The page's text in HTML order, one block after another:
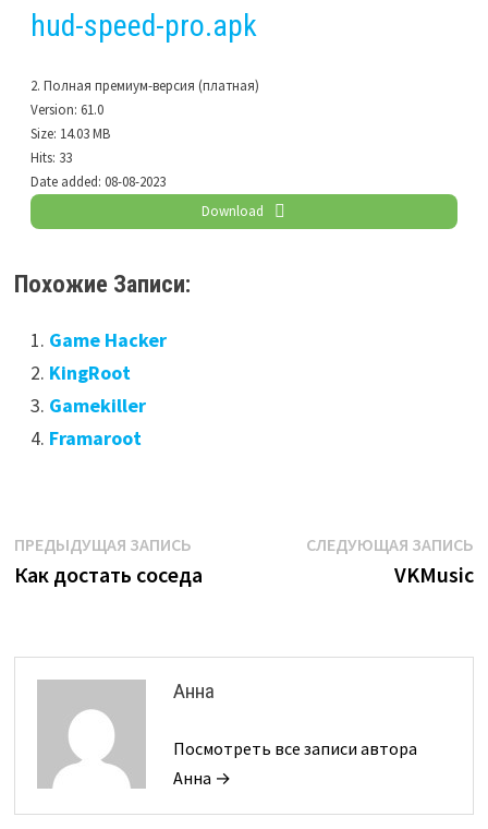
hud-speed-pro.apk
2. Полная премиум-версия (платная)
Version: 61.0
Size: 14.03 MB
Hits: 33
Date added: 08-08-2023
Download
Похожие Записи:
Game Hacker
KingRoot
Gamekiller
Framaroot
Навигация
по
ПРЕДЫДУЩАЯ ЗАПИСЬПредыдущая
запись:
Как достать соседа
СЛЕДУЮЩАЯ ЗАПИСЬ
VKMusic
Анна
Посмотреть все записи автора
Анна →